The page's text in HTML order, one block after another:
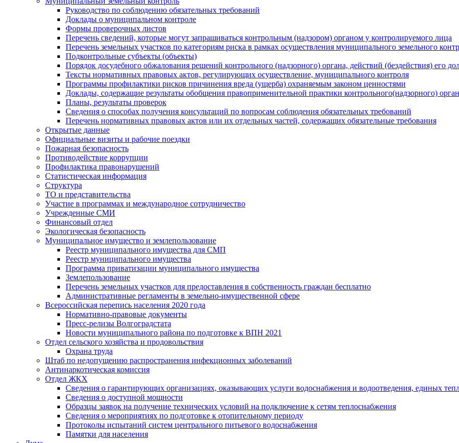
Руководство по соблюдению обязательных требований
Доклады о муниципальном контроле
Формы проверочных листов
Перечень сведений, которые могут запрашиваться контрольным (надзором) органом у контролируемого лица
Перечень земельных участков по категориям риска в рамках осуществления муниципального земельного
Подконтрольные субъекты (объекты)
Порядок досудебного обжалования решений контрольного (надзорного) органа, действий (бездействия) его
Тексты нормативных правовых актов, регулирующих осуществление, муниципального контроля
Программы профилактики рисков причинения вреда (ущерба) охраняемым законом ценностями
Доклады, содержащие результаты обобщения правоприменительной практики контрольного(надзорного)
Планы, результаты проверок
Сведения о способах получения консультаций по вопросам соблюдения обязательных требований
Перечень нормативных правовых актов или их отдельных частей, содержащих обязательные требования
Открытые данные
Официальные визиты и рабочие поездки
Пожарная безопасность
Противодействие коррупции
Профилактика правонарушений
Статистическая информация
Структура
ТО и представительства
Участие в программах и международное сотрудничество
Учрежденные СМИ
Финансовый отдел
Экологическая безопасность
Муниципальное имущество и землепользование
Реестр муниципального имущества для СМП
Реестр муниципального имущества
Программа приватизации муниципального имущества
Землепользование
Перечень земельных участков для предоставления в собственность граждан бесплатно
Административные регламенты в земельно-имущественной сфере
Всероссийская перепись населения 2020 года
Нормативно-правовые документы
Пресс-релизы Волгоградстата
Новости муниципального района по подготовке к ВПН 2021
Отдел сельского хозяйства и продовольствия
Охрана труда
Штаб по недопущению распространения инфекционных заболеваний
Антинаркотическая комиссия
Отдел ЖКХ
Сведения о гарантирующих организациях, оказывающих услуги водоснабжения и водоотведения, единых
Сведения о доступной мощности
Образцы заявок на получение технических условий на подключение к сетям теплоснабжения
Сведения о мероприятиях по подготовке к отопительному периоду
Протоколы испытаний систем центрального питьевого водоснабжения
Памятки для населения